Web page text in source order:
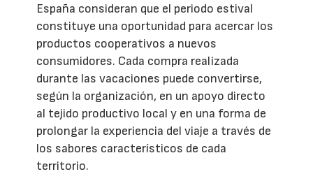
España consideran que el periodo estival
constituye una oportunidad para acercar los
productos cooperativos a nuevos
consumidores. Cada compra realizada
durante las vacaciones puede convertirse,
según la organización, en un apoyo directo
al tejido productivo local y en una forma de
prolongar la experiencia del viaje a través de
los sabores característicos de cada
territorio.